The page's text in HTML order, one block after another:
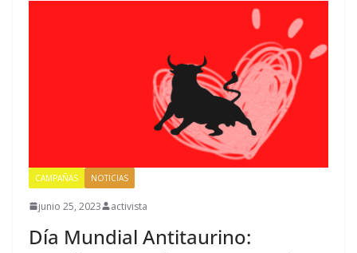
CAMPAÑAS NOTICIAS
junio 25, 2023 activista
Día Mundial Antitaurino: